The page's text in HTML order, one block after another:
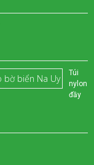
Túi
nylon
đầy